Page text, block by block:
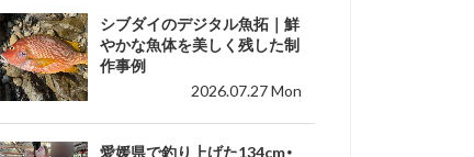
シブダイのデジタル魚拓｜鮮
やかな魚体を美しく残した制
作事例
2026.07.27 Mon
愛媛県で釣り上げた134cm・